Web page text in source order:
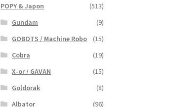
POPY & Japon
(513)
Gundam
(9)
GOBOTS / Machine Robo
(15)
Cobra
(19)
X-or / GAVAN
(15)
Goldorak
(8)
Albator
(96)